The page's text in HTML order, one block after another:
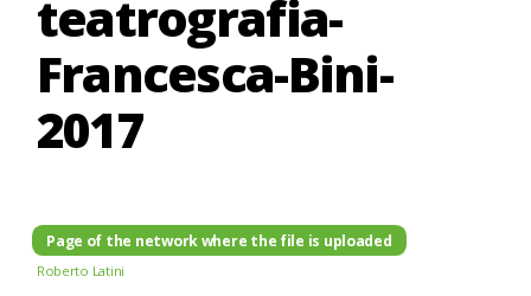
teatrografia-
Francesca-Bini-
2017
Page of the network where the file is uploaded
Roberto Latini